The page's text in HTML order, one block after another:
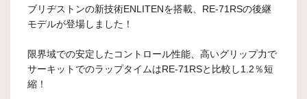
ブリヂストンの新技術ENLITENを搭載、RE-71RSの後継
モデルが登場しました！
限界域での安定したコントロール性能、高いグリップ力で
サーキットでのラップタイムはRE-71RSと比較し1.2％短
縮！